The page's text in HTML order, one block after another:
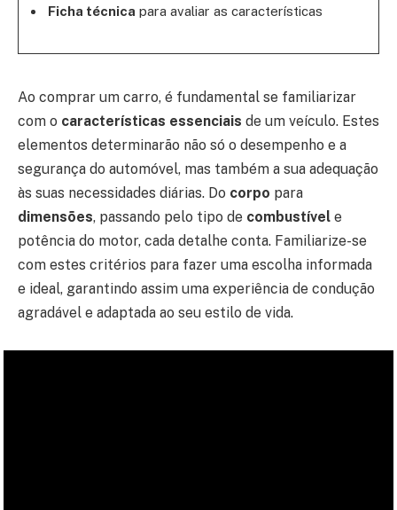
Ficha técnica para avaliar as características
Ao comprar um carro, é fundamental se familiarizar
com o características essenciais de um veículo. Estes
elementos determinarão não só o desempenho e a
segurança do automóvel, mas também a sua adequação
às suas necessidades diárias. Do corpo para
dimensões, passando pelo tipo de combustível e
potência do motor, cada detalhe conta. Familiarize-se
com estes critérios para fazer uma escolha informada
e ideal, garantindo assim uma experiência de condução
agradável e adaptada ao seu estilo de vida.